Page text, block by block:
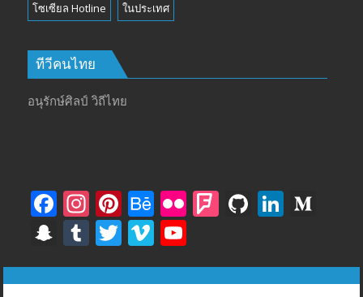
โซเซียล Hotline ในประเทศ
ทีวีคนไทย
อนุรักษ์ศิลป์ วิถีไทย
F
ac
e
b
In
st
a
gr
Pi
nt
er
e
B
e
h
a
Fli F
rs
Gi
u
Li
e u
S
n
a
T
u
m
T
w
itt
Vi
m
e
o
u